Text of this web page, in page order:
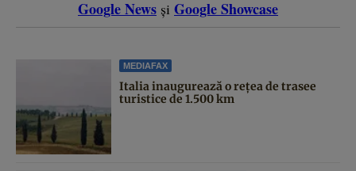
Google News și Google Showcase
MEDIAFAX
Italia inaugurează o rețea de trasee
turistice de 1.500 km